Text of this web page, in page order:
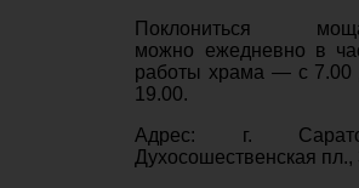
Поклониться
можно ежедневно в
работы храма — с 7.00
19.00.
Адрес: г.
Духосошественская пл.,